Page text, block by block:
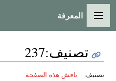
القائمة الرئيسية
المعرفة
تصنيف:
237
تصنيف ناقش هذه الصفحة